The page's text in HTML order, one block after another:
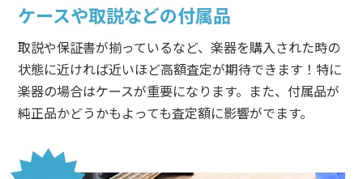
ケースや取説などの付属品
取説や保証書が揃っているなど、楽器を購入された時の
状態に近ければ近いほど高額査定が期待できます！特に
楽器の場合はケースが重要になります。また、付属品が
純正品かどうかもよっても査定額に影響がでます。